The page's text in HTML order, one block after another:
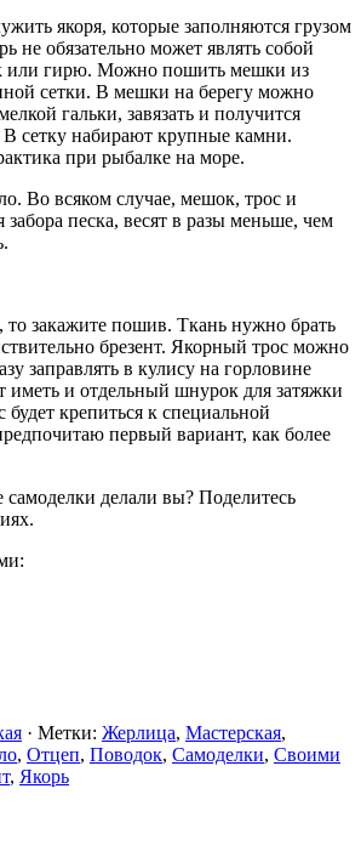
якоря, которые заполняются грузом
не обязательно может являть собой
или гирю. Можно пошить мешки из
сетки. В мешки на берегу можно
гальки, завязать и получится
сетку набирают крупные камни.
при рыбалке на море.
Во всяком случае, мешок, трос и
песка, весят в разы меньше, чем
то закажите пошив. Ткань нужно брать
брезент. Якорный трос можно
заправлять в кулису на горловине
иметь и отдельный шнурок для затяжки
будет крепиться к специальной
первый вариант, как более
делали вы? Поделитесь
· Метки: Жерлица, Мастерская,
, Отцеп, Поводок, Самоделки, Своими
, Якорь